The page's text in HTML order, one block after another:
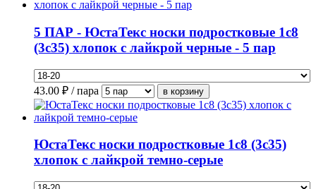
5 ПАР - ЮстаТекс носки подростковые 1с8
(3с35) хлопок с лайкрой черные - 5 пар
43.00 ₽ / пара
ЮстаТекс носки подростковые 1с8 (3с35)
хлопок с лайкрой темно-серые